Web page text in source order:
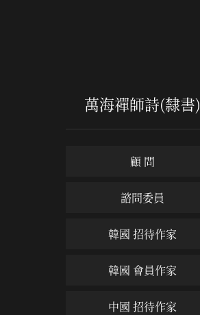
萬海禪師詩(隸書)
顧 問
諮問委員
韓國 招待作家
韓國 會員作家
中國 招待作家